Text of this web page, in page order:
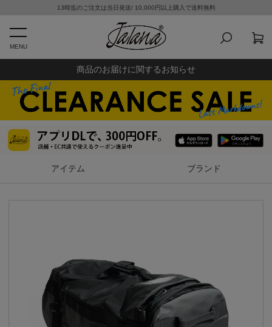
13時迄のご注文は当日発送/ 10,000円以上購入で送料無料
MENU
商品のお届けに関するお知らせ
アイテム ブランド